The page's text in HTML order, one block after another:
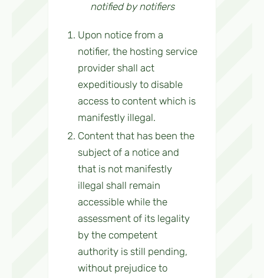
notified by notifiers
Upon notice from a
notifier, the hosting service
provider shall act
expeditiously to disable
access to content which is
manifestly illegal.
Content that has been the
subject of a notice and
that is not manifestly
illegal shall remain
accessible while the
assessment of its legality
by the competent
authority is still pending,
without prejudice to